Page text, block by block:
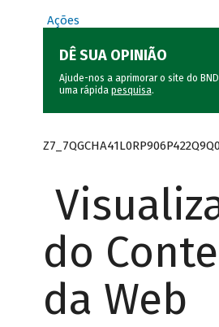
Ações
DÊ SUA OPINIÃO
Ajude-nos a aprimorar o site do
uma rápida pesquisa.
do
da Web